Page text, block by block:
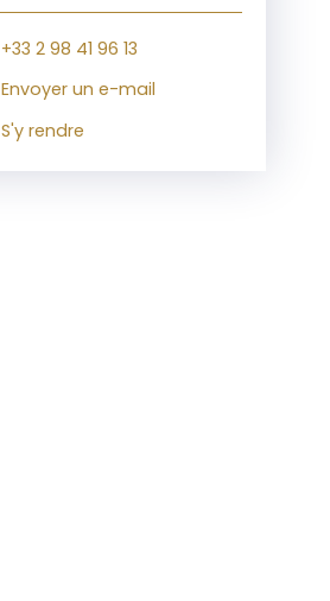
+33 2 98 41 96 13
Envoyer un e-mail
S'y rendre